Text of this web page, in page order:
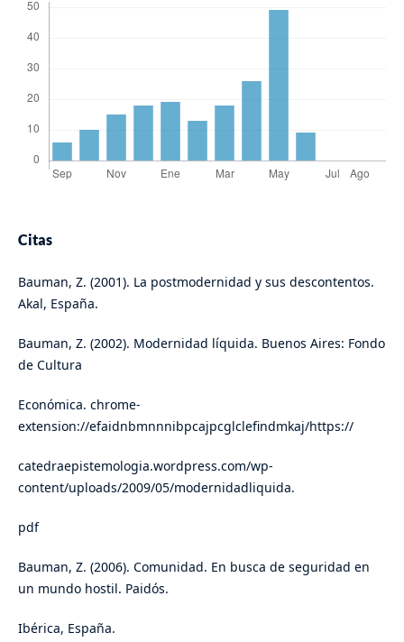
Citas
Bauman, Z. (2001). La postmodernidad y sus descontentos.
Akal, España.
Bauman, Z. (2002). Modernidad líquida. Buenos Aires: Fondo
de Cultura
Económica. chrome-
extension://efaidnbmnnnibpcajpcglclefindmkaj/https://
catedraepistemologia.wordpress.com/wp-
content/uploads/2009/05/modernidadliquida.
pdf
Bauman, Z. (2006). Comunidad. En busca de seguridad en
un mundo hostil. Paidós.
Ibérica, España.